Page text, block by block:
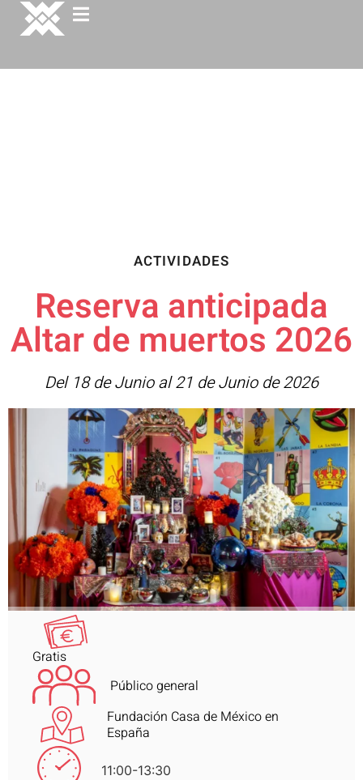
ACTIVIDADES
Reserva anticipada
Altar de muertos 2026
Del 18 de Junio al 21 de Junio de 2026
Gratis
Público general
Fundación Casa de México en
España
11:00-13:30